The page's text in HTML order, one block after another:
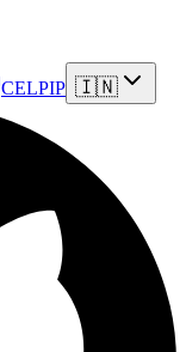
CELPIP 🇮🇳